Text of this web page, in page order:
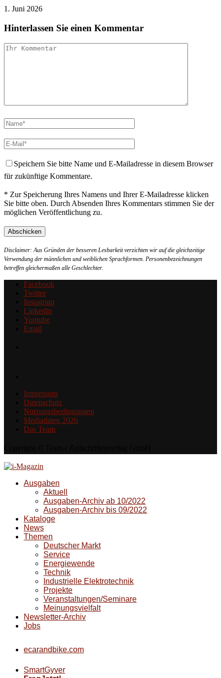
1. Juni 2026
Hinterlassen Sie einen Kommentar
Speichern Sie bitte Name und E-Mailadresse in diesem Browser
für zukünftige Kommentare.
* Zur Speicherung Ihres Namens und Ihrer E-Mailadresse klicken
Sie bitte oben. Durch Absenden Ihres Kommentars stimmen Sie der
möglichen Veröffentlichung zu.
Disclaimer: Aus Gründen der besseren Lesbarkeit verzichten wir auf die gleichzeitige
Verwendung der männlichen und weiblichen Sprachformen. Personenbezeichnungen
betreffen gleichermaßen alle Geschlechter.
Facebook
Twitter
Instagram
Linkedin
Youtube
Email
Impressum
Datenschutz
Nutzungsbedingungen
Mediadaten 2026
Das Team
Ausgaben
Aktuell
Ausgaben-Archiv ab 10/2022
Ausgaben-Archiv bis 09/2022
Kataloge
News
Themen
Deutscher Markt
Service
Energiewende
Technik
Industrielle Elektrotechnik
Projekte
Veranstaltungen/Seminare
Meinungsvielfalt
Newsletter-Archiv
Jobs
ecarandbike.com
SmartGyver